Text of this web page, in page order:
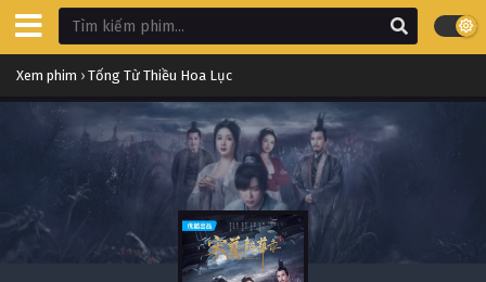
Xem phim › Tống Từ Thiều Hoa Lục